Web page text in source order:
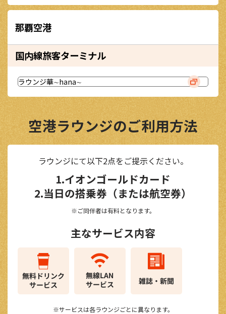
那覇空港
国内線旅客ターミナル
ラウンジ華∼hana∼
空港ラウンジのご利用方法
ラウンジにて以下2点をご提示ください。
1.イオンゴールドカード
2.当日の搭乗券（または航空券）
ご同伴者は有料となります。
主なサービス内容
サービスは各ラウンジごとに異なります。